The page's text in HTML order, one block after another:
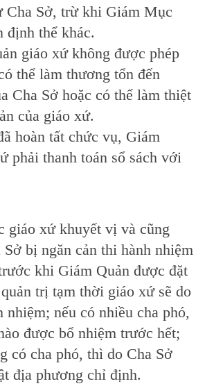
Cha Sở, trừ khi Giám Mục
định thể khác.
giáo xứ không được phép
thể làm thương tổn đến
Cha Sở hoặc có thể làm thiệt
của giáo xứ.
hoàn tất chức vụ, Giám
phải thanh toán sổ sách với
giáo xứ khuyết vị và cũng
bị ngăn cản thi hành nhiệm
khi Giám Quản được đặt
trị tạm thời giáo xứ sẽ do
nhiệm; nếu có nhiều cha phó,
được bổ nhiệm trước hết;
có cha phó, thì do Cha Sở
địa phương chỉ định.